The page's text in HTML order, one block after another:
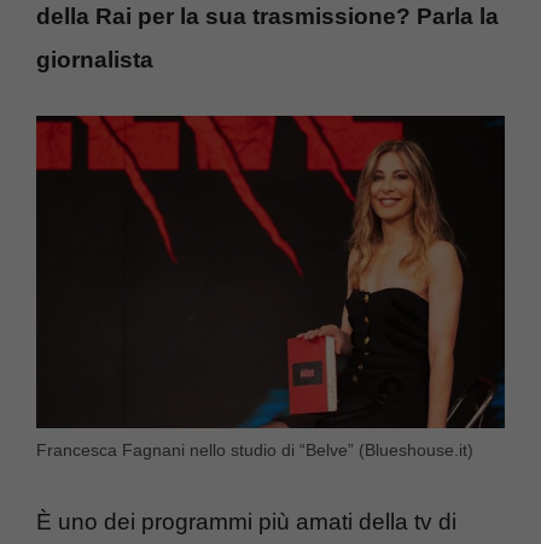
della Rai per la sua trasmissione? Parla la
giornalista
Francesca Fagnani nello studio di “Belve” (Blueshouse.it)
È uno dei programmi più amati della tv di